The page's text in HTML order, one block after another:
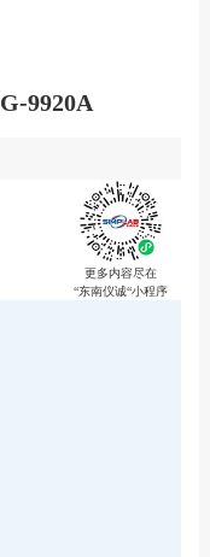
9920A
更多内容尽在
“东南仪诚“小程序